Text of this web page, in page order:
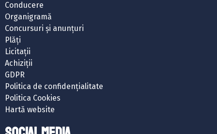
Conducere
Organigramă
Concursuri și anunțuri
Plăți
Licitații
Achiziții
GDPR
Politica de confidențialitate
Politica Cookies
Hartă website